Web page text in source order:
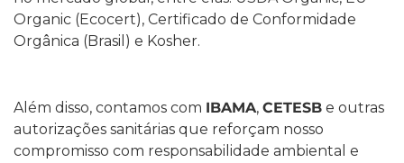
Organic (Ecocert), Certificado de Conformidade
Orgânica (Brasil) e Kosher.
Além disso, contamos com IBAMA, CETESB e outras
autorizações sanitárias que reforçam nosso
compromisso com responsabilidade ambiental e